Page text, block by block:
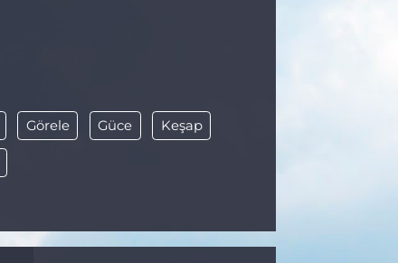
Görele Güce Keşap